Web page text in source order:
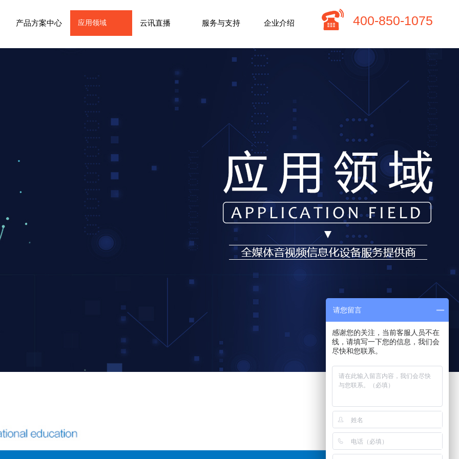
产品方案中心 应用领域 云讯直播 服务与支持 企业介绍 ​400-850-1075
请您留言
感谢您的关注，当前客服人员不在
线，请填写一下您的信息，我们会
尽快和您联系。